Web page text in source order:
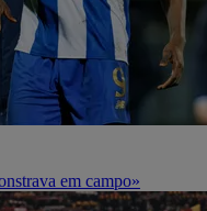
em campo»